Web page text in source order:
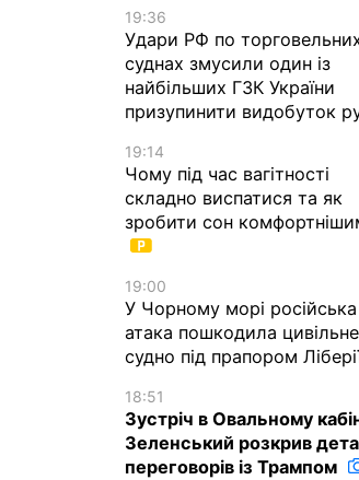
19:36
Удари РФ по
суднах змусили один із
найбільших ГЗК України
призупинити видобуток
19:14
Чому під час вагітності
складно виспатися та як
зробити сон
19:00
У Чорному морі російська
атака пошкодила цивільне
судно під прапором
18:51
Зустріч в Овальному
Зеленський розкрив
переговорів із Трампом